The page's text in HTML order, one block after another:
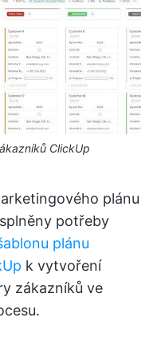
ClickUp
plánu
potřeby
plánu
k vytvoření
zákazníků ve